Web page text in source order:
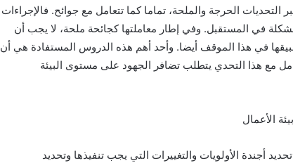
التحديات الحرجة والملحة، تماما كما تتعامل مع جوائح. فالإجراءات
في المستقبل. وفي إطار معاملتها كجائحة ملحة، لا يجب أن
في هذا الموقف أيضا. وأحد أهم هذه الدروس المستفادة هي أن
مع هذا التحدي يتطلب تضافر الجهود على مستوى البيئة
الأعمال
أجندة الأولويات والتغييرات التي يجب تنفيذها وتحديد